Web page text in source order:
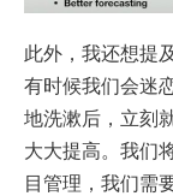
此外，我还想提
有时候我们会迷
地洗漱后，立刻
大大提高。我们
目管理，我们需